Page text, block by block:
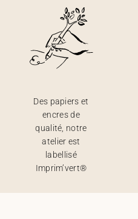
Des papiers et
encres de
qualité, notre
atelier est
labellisé
Imprim’vert®